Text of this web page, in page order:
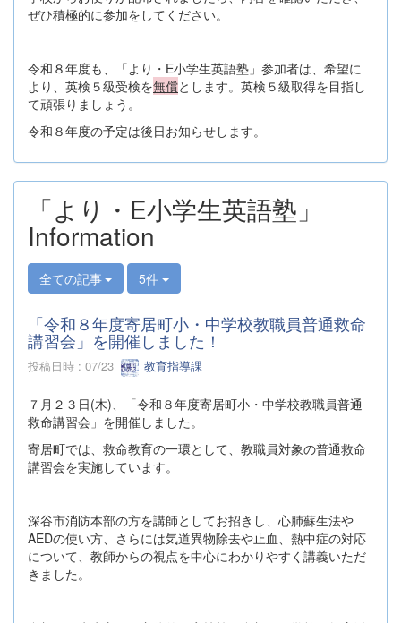
ぜひ積極的に参加をしてください。
令和８年度も、「より・E小学生英語塾」参加者は、希望に
より、英検５級受検を無償とします。英検５級取得を目指し
て頑張りましょう。
令和８年度の予定は後日お知らせします。
「より・E小学生英語塾」
Information
全ての記事 5件
「令和８年度寄居町小・中学校教職員普通救命
講習会」を開催しました！
投稿日時 : 07/23 教育指導課
７月２３日(木)、「令和８年度寄居町小・中学校教職員普通
救命講習会」を開催しました。
寄居町では、救命教育の一環として、教職員対象の普通救命
講習会を実施しています。
深谷市消防本部の方を講師としてお招きし、心肺蘇生法や
AEDの使い方、さらには気道異物除去や止血、熱中症の対応
について、教師からの視点を中心にわかりやすく講義いただ
きました。